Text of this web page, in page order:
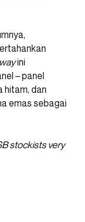
ini
– panel
hitam, dan
emas sebagai
stockists very